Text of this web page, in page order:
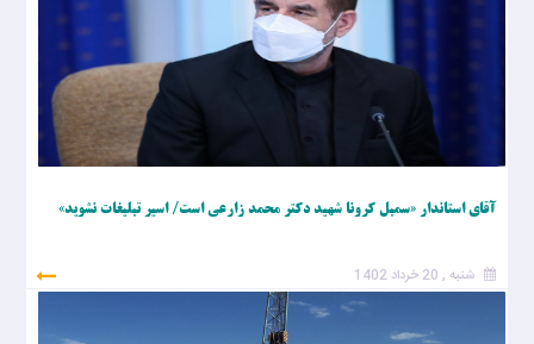
آقای استاندار «سمبل کرونا شهید دکتر محمد زارعی است/ اسیر تبلیغات نشوید»
شنبه , 20 خرداد 1402